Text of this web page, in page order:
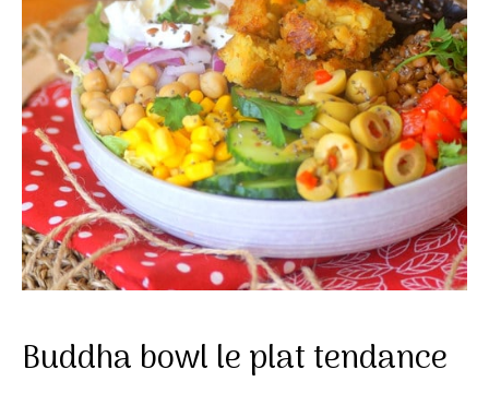
Buddha bowl le plat tendance